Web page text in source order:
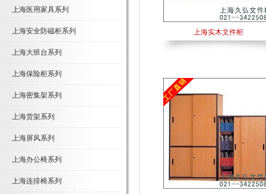
上海医用家具系列
上海安全防磁柜系列
上海大班台系列
上海保险柜系列
上海密集架系列
上海货架系列
上海屏风系列
上海办公椅系列
上海连排椅系列
上海实木文件柜